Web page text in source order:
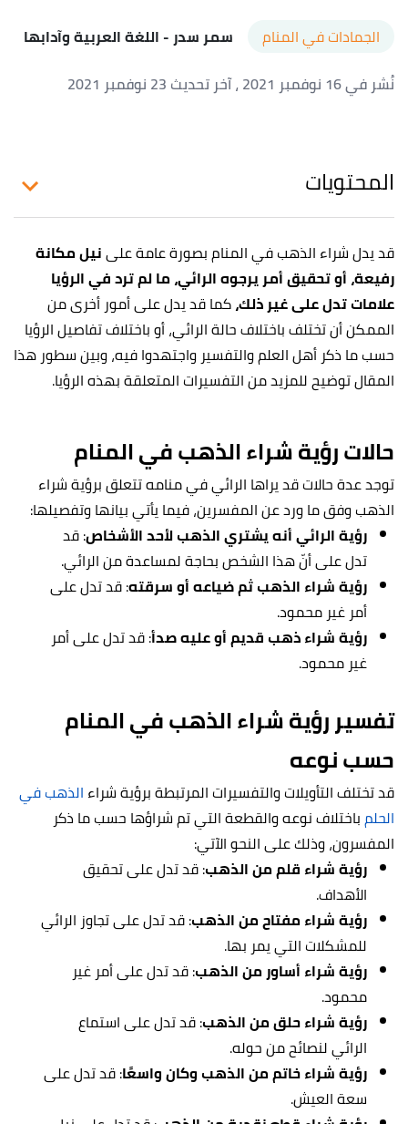
الجمادات في المنام سمر سدر- اللغة العربية وآدابها
نُشر في 16 نوفمبر 2021
، آخر تحديث 23 نوفمبر 2021
المحتويات
قد يدل شراء الذهب في المنام بصورة عامة علىنيل مكانة
رفيعة، أو تحقيق أمر يرجوه الرائي، ما لم ترد في الرؤيا
علامات تدل على غير ذلك،كما قد يدل على أمور أخرى من
الممكن أن تختلف باختلافحالة الرائي، أو باختلاف تفاصيل الرؤيا
حسب ما ذكر أهل العلم والتفسير واجتهدوا فيه، وبين سطور هذا
المقال توضيح للمزيد من التفسيرات المتعلقة بهذه الرؤيا.
حالات رؤية شراء الذهب في المنام
توجد عدةحالات قد يراها الرائي في منامه تتعلق برؤية شراء
الذهب وفق ما ورد عن المفسرين، فيما يأتي بيانها وتفصيلها:
رؤية الرائي أنه يشتري الذهب لأحد الأشخاص: قد
تدل على أنّ هذا الشخص بحاجة لمساعدة من الرائي.
رؤية شراء الذهب ثم ضياعه أو سرقته: قد تدل على
أمر غير محمود.
رؤية شراء ذهب قديم أو عليه صدأ: قد تدل على أمر
غير محمود.
تفسير رؤية شراء الذهب في المنام
حسب نوعه
قد تختلف التأويلات والتفسيرات المرتبطة برؤية شراءالذهب في
الحلمباختلاف نوعه والقطعة التي تم شراؤها حسب ما ذكر
المفسرون، وذلك على النحو الآتي:
رؤية شراء قلم من الذهب: قد تدل على تحقيق
الأهداف.
رؤية شراء مفتاح من الذهب: قد تدل على تجاوز الرائي
للمشكلات التي يمر بها.
رؤية شراء أساور من الذهب: قد تدل على أمر غير
محمود.
رؤية شراء حلق من الذهب: قد تدل على استماع
الرائي لنصائح من حوله.
رؤية شراء خاتم من الذهب وكان واسعًا: قد تدل على
سعة العيش.